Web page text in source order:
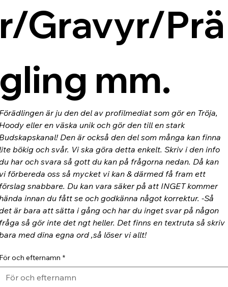
Gravyr/Prä
mm.
är ju den del av profilmediat som gör en Tröja,
eller en väska unik och gör den till en stark
Den är också den del som många kan finna
bökig och svår. Vi ska göra detta enkelt. Skriv i den info
har och svara så gott du kan på frågorna nedan. Då kan
förbereda oss så mycket vi kan & därmed få fram ett
snabbare. Du kan vara säker på att INGET kommer
innan du fått se och godkänna något korrektur. -Så
är bara att sätta i gång och har du inget svar på någon
så gör inte det ngt heller. Det finns en textruta så skriv
med dina egna ord ,så löser vi allt!
och efternamn *